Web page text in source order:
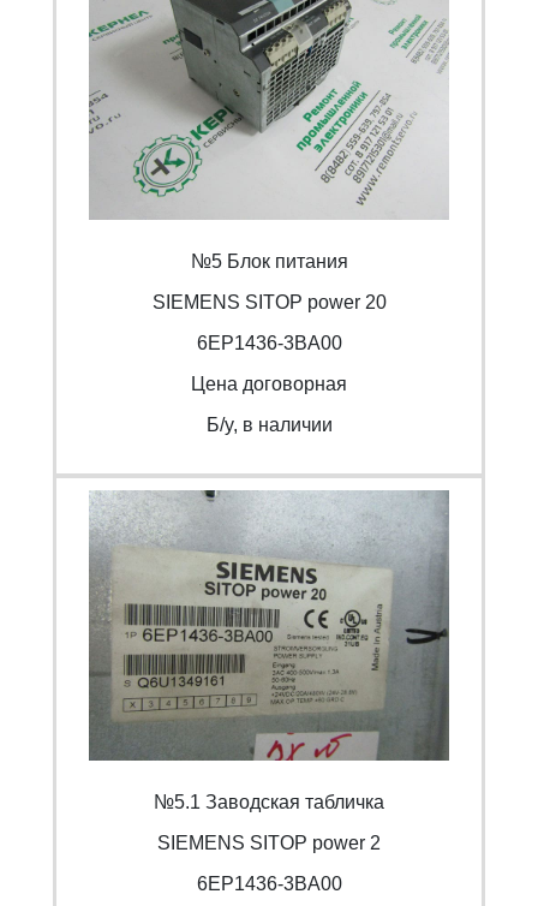
№5 Блок питания
SIEMENS SITOP power 20
6EP1436-3BA00
Цена договорная
Б/y, в наличии
№5.1 Заводская табличка
SIEMENS SITOP power 2
6EP1436-3BA00